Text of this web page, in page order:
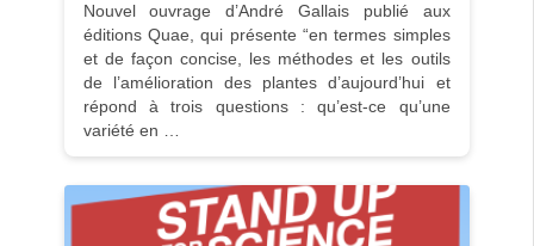
Nouvel ouvrage d’André Gallais publié aux
éditions Quae, qui présente “en termes simples
et de façon concise, les méthodes et les outils
de l’amélioration des plantes d’aujourd’hui et
répond à trois questions : qu’est-ce qu’une
variété en …